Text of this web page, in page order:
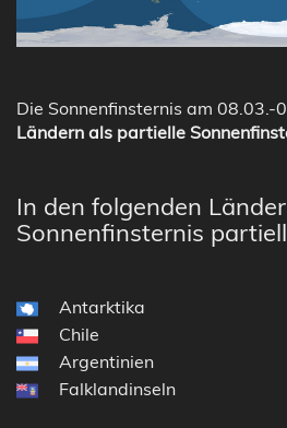
Die Sonnenfinsternis am 08.03.-
Ländern als partielle
In den folgenden
Sonnenfinsternis
Antarktika
Chile
Argentinien
Falklandinseln